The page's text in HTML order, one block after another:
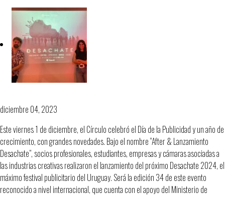
diciembre 04, 2023
Este viernes 1 de diciembre, el Círculo celebró el Día de la Publicidad y un año de
crecimiento, con grandes novedades. Bajo el nombre “After & Lanzamiento
Desachate”, socios profesionales, estudiantes, empresas y cámaras asociadas a
las industrias creativas realizaron el lanzamiento del próximo Desachate 2024, el
máximo festival publicitario del Uruguay. Será la edición 34 de este evento
reconocido a nivel internacional, que cuenta con el apoyo del Ministerio de